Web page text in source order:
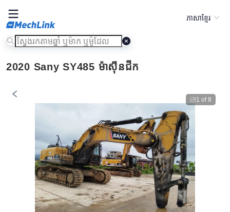
ភាសាខ្មែរ
2020 Sany SY485 ម៉ាស៊ីនជីក
1 of8